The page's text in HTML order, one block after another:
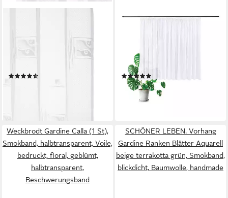
Smokband, halbtransparent,
Allover, Beschwerungsband
GERSTER
Wirkware, Pflegeleichte,
matte Effekt-Webware
ab 46,99 € UVP
Weckbrodt Gardine Calla (1 St),
Smokband, halbtransparent, Voile,
bedruckt, floral, geblümt,
halbtransparent,
Beschwerungsband
SCHÖNER LEBEN. Vorhang
Gardine Ranken Blätter Aquarell
beige terrakotta grün, Smokband,
blickdicht, Baumwolle, handmade